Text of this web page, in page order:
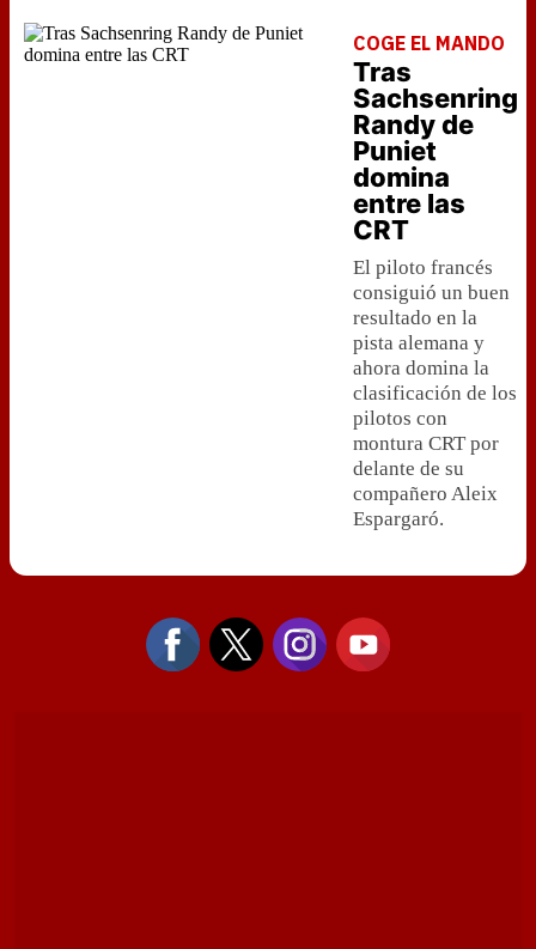
COGE EL MANDO
Tras
Sachsenring
Randy de
Puniet
domina
entre las
CRT
El piloto francés
consiguió un buen
resultado en la
pista alemana y
ahora domina la
clasificación de los
pilotos con
montura CRT por
delante de su
compañero Aleix
Espargaró.